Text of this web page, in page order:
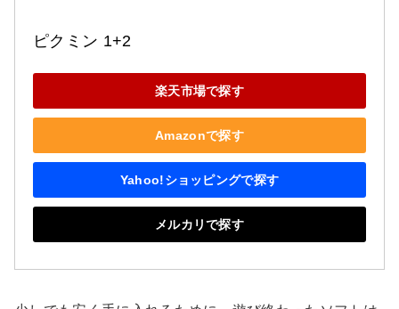
ピクミン 1+2
楽天市場で探す
Amazonで探す
Yahoo!ショッピングで探す
メルカリで探す